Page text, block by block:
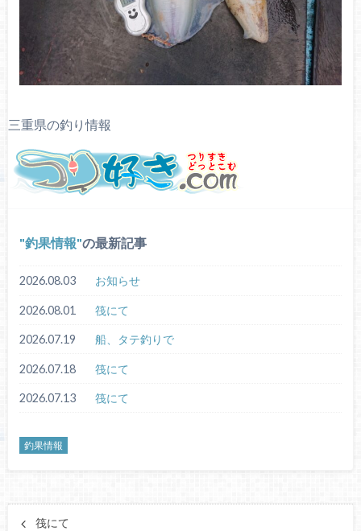
三重県の釣り情報
釣果情報 の最新記事
2026.08.03 お知らせ
2026.08.01 筏にて
2026.07.19 船、タテ釣りで
2026.07.18 筏にて
2026.07.13 筏にて
釣果情報
筏にて